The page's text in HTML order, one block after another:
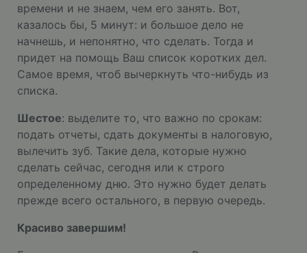
времени и не знаем, чем его занять. Вот,
казалось бы, 5 минут: и большое дело не
начнешь, и непонятно, что сделать. Тогда и
придет на помощь Ваш список коротких дел.
Самое время, чтоб вычеркнуть что-нибудь из
списка.
Шестое: выделите то, что важно по срокам:
подать отчеты, сдать документы в налоговую,
вылечить зуб. Такие дела, которые нужно
сделать сейчас, сегодня или к строго
определенному дню. Это нужно будет делать
прежде всего остального, в первую очередь.
Красиво завершим!